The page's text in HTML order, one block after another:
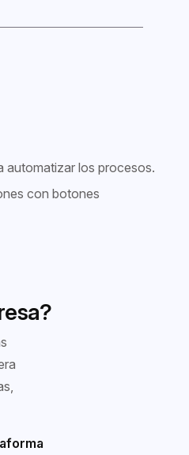
automatizar los procesos.
con botones